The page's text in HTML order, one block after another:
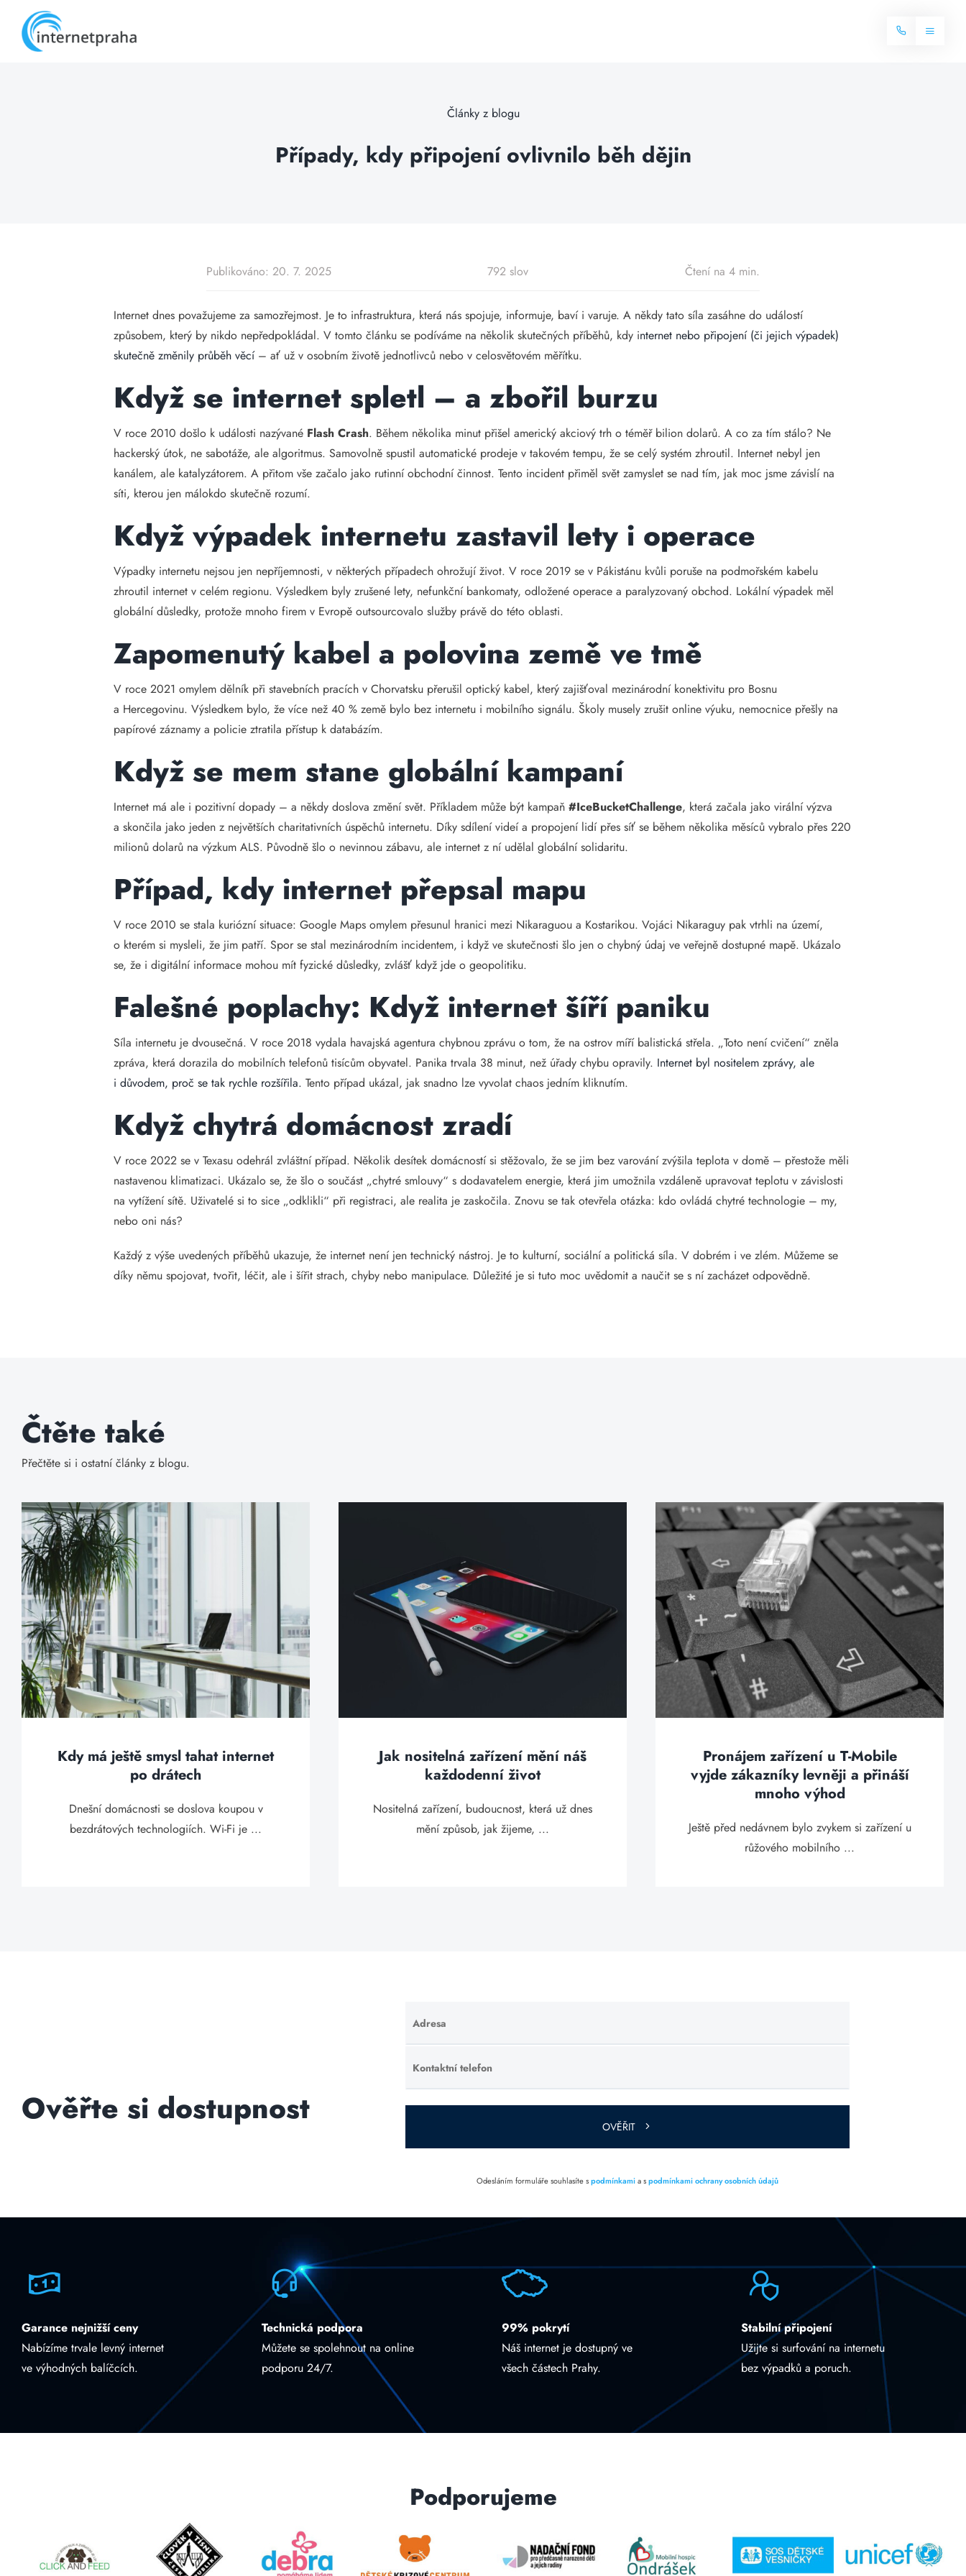
content
Toggle
Články z blogu
Případy, kdy připojení ovlivnilo běh dějin
Publikováno: 20. 7. 2025 792 slov Čtení na 4 min.
Internet dnes považujeme za samozřejmost. Je to infrastruktura, která nás spojuje, informuje, baví i varuje. A někdy tato síla zasáhne do událostí
způsobem, který by nikdo nepředpokládal. V tomto článku se podíváme na několik skutečných příběhů, kdy internet nebo připojení (či jejich výpadek)
skutečně změnily průběh věcí– ať už v osobním životě jednotlivců nebo v celosvětovém měřítku.
Když se internet spletl – a zbořil burzu
V roce 2010 došlo k události nazývané Flash Crash. Během několika minut přišel americký akciový trh o téměř bilion dolarů. A co za tím stálo? Ne
hackerský útok, ne sabotáže, ale algoritmus. Samovolně spustil automatické prodeje v takovém tempu, že se celý systém zhroutil. Internet nebyl jen
kanálem, ale katalyzátorem. A přitom vše začalo jako rutinní obchodní činnost. Tento incident přiměl svět zamyslet se nad tím, jak moc jsme závislí na
síti, kterou jen málokdo skutečně rozumí.
Když výpadek internetu zastavil lety i operace
Výpadky internetu nejsou jen nepříjemnosti, v některých případech ohrožují život. V roce 2019 se v Pákistánu kvůli poruše na podmořském kabelu
zhroutil internet v celém regionu. Výsledkem byly zrušené lety, nefunkční bankomaty, odložené operace a paralyzovaný obchod. Lokální výpadek měl
globální důsledky, protože mnoho firem v Evropě outsourcovalo služby právě do této oblasti.
Zapomenutý kabel a polovina země ve tmě
V roce 2021 omylem dělník při stavebních pracích v Chorvatsku přerušil optický kabel, který zajišťoval mezinárodní konektivitu pro Bosnu
a Hercegovinu. Výsledkem bylo, že více než 40 % země bylo bez internetu i mobilního signálu. Školy musely zrušit online výuku, nemocnice přešly na
papírové záznamy a policie ztratila přístup k databázím.
Když se mem stane globální kampaní
Internet má ale i pozitivní dopady – a někdy doslova změní svět. Příkladem může být kampaň#IceBucketChallenge, která začala jako virální výzva
a skončila jako jeden z největších charitativních úspěchů internetu. Díky sdílení videí a propojení lidí přes síť se během několika měsíců vybralo přes 220
milionů dolarů na výzkum ALS. Původně šlo o nevinnou zábavu, ale internet z ní udělal globální solidaritu.
Případ, kdy internet přepsal mapu
V roce 2010 se stala kuriózní situace: Google Maps omylem přesunul hranici mezi Nikaraguou a Kostarikou. Vojáci Nikaraguy pak vtrhli na území,
o kterém si mysleli, že jim patří. Spor se stal mezinárodním incidentem, i když ve skutečnosti šlo jen o chybný údaj ve veřejně dostupné mapě. Ukázalo
se, že i digitální informace mohou mít fyzické důsledky, zvlášť když jde o geopolitiku.
Falešné poplachy: Když internet šíří paniku
Síla internetu je dvousečná. V roce 2018 vydala havajská agentura chybnou zprávu o tom, že na ostrov míří balistická střela. „Toto není cvičení“ zněla
zpráva, která dorazila do mobilních telefonů tisícům obyvatel. Panika trvala 38 minut, než úřady chybu opravily. Internet byl nositelem zprávy, ale
i důvodem, proč se tak rychle rozšířila. Tento případ ukázal, jak snadno lze vyvolat chaos jedním kliknutím.
Když chytrá domácnost zradí
V roce 2022 se v Texasu odehrál zvláštní případ. Několik desítek domácností si stěžovalo, že se jim bez varování zvýšila teplota v domě – přestože měli
nastavenou klimatizaci. Ukázalo se, že šlo o součást „chytré smlouvy“ s dodavatelem energie, která jim umožnila vzdáleně upravovat teplotu v závislosti
na vytížení sítě. Uživatelé si to sice „odklikli“ při registraci, ale realita je zaskočila. Znovu se tak otevřela otázka: kdo ovládá chytré technologie – my,
nebo oni nás?
Každý z výše uvedených příběhů ukazuje, že internet není jen technický nástroj. Je to kulturní, sociální a politická síla. V dobrém i ve zlém. Můžeme se
díky němu spojovat, tvořit, léčit, ale i šířit strach, chyby nebo manipulace. Důležité je si tuto moc uvědomit a naučit se s ní zacházet odpovědně.
Čtěte také
Přečtěte si i ostatní články z blogu.
Kdy má ještě smysl tahat internet
po drátech
Dnešní domácnosti se doslova koupou v
bezdrátových technologiích. Wi-Fi je ...
Jak nositelná zařízení mění náš
každodenní život
Nositelná zařízení, budoucnost, která už dnes
mění způsob, jak žijeme, ...
Pronájem zařízení u T-Mobile
vyjde zákazníky levněji a přináší
mnoho výhod
Ještě před nedávnem bylo zvykem si zařízení u
růžového mobilního ...
Ověřte si dostupnost
Adresa
Ponechte
toto pole
prázdné.
Kontaktní telefon
Ponechte
toto pole
prázdné.
OVĚŘIT
Odesláním formuláře souhlasíte spodmínkamia spodmínkami ochrany osobních údajů
Garance nejnižší ceny
Nabízíme trvale levný internet
ve výhodných balíčcích.
Technická podpora
Můžete se spolehnout na online
podporu 24/7.
99% pokrytí
Náš internet je dostupný ve
všech částech Prahy.
Stabilní připojení
Užijte si surfování na internetu
bez výpadků a poruch.
Podporujeme